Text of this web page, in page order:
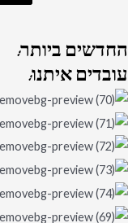
החדשיםביותר:
עובדיםאיתנו: